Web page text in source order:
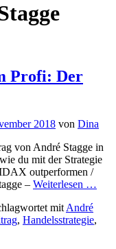
Profi: Der
2018 von Dina
von André Stagge in
du mit der Strategie
outperformen /
– Weiterlesen …
mit André
, Handelsstrategie,